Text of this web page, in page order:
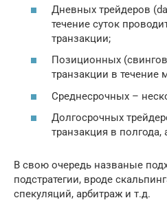
Дневных трейдеров
течение суток
транзакции;
Позиционных
транзакции в течение
Среднесрочных –
Долгосрочных
транзакция в полгода,
В свою очередь названые
подстратегии, вроде
спекуляций, арбитраж и т.д.